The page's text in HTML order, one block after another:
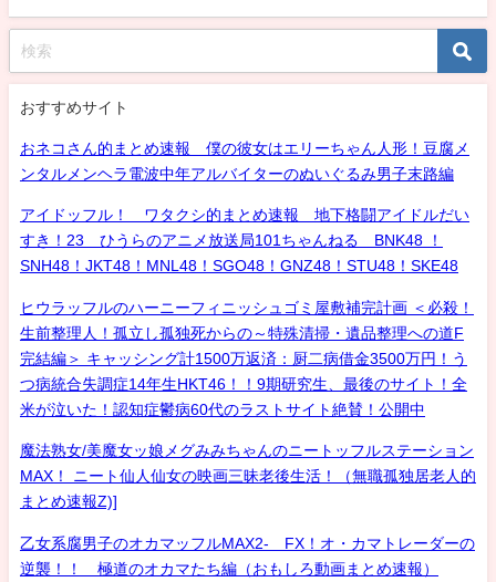
おすすめサイト
おネコさん的まとめ速報 僕の彼女はエリーちゃん人形！豆腐メ
ンタルメンヘラ電波中年アルバイターのぬいぐるみ男子末路編
アイドッフル！ ワタクシ的まとめ速報 地下格闘アイドルだい
すき！23 ひうらのアニメ放送局101ちゃんねる BNK48 ！
SNH48！JKT48！MNL48！SGO48！GNZ48！STU48！SKE48
ヒウラッフルのハーニーフィニッシュゴミ屋敷補完計画 ＜必殺！
生前整理人！孤立し孤独死からの～特殊清掃・遺品整理への道F
完結編＞ キャッシング計1500万返済：厨二病借金3500万円！う
つ病統合失調症14年生HKT46！！9期研究生、最後のサイト！全
米が泣いた！認知症鬱病60代のラストサイト絶賛！公開中
魔法熟女/美魔女ッ娘メグみみちゃんのニートッフルステーション
MAX！ ニート仙人仙女の映画三昧老後生活！（無職孤独居老人的
まとめ速報Z)]
乙女系腐男子のオカマッフルMAX2- FX！オ・カマトレーダーの
逆襲！！ 極道のオカマたち編（おもしろ動画まとめ速報）